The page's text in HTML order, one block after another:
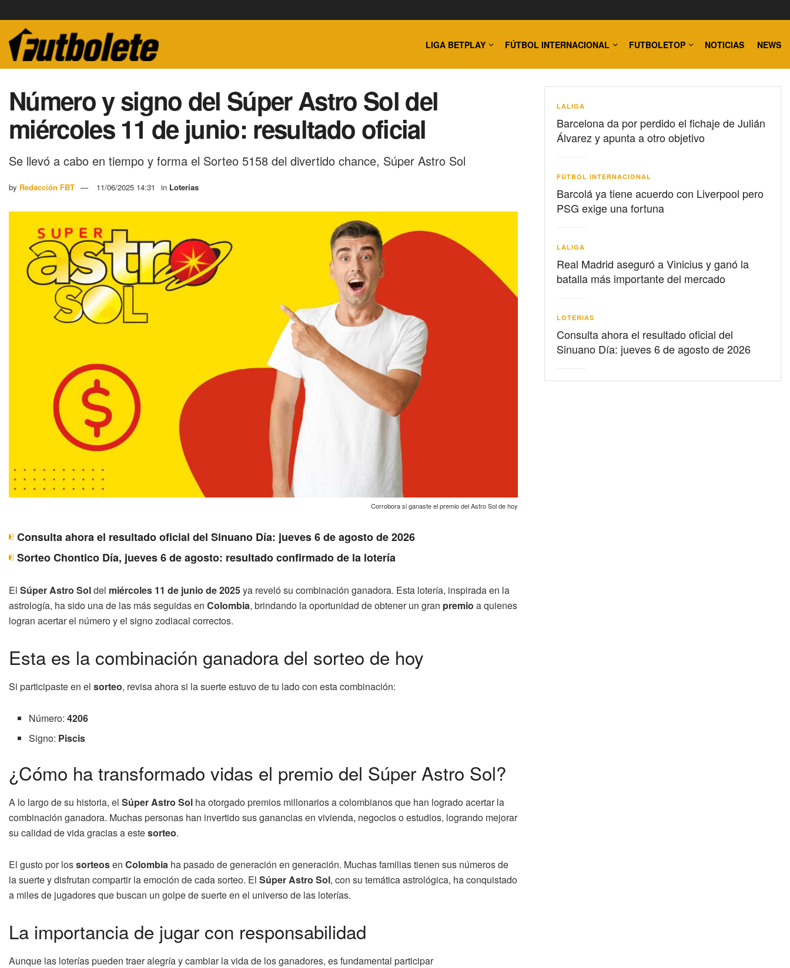
LIGA BETPLAY FÚTBOL INTERNACIONAL FUTBOLETOP NOTICIAS NEWS
Número y signo del Súper Astro Sol del
miércoles 11 de junio: resultado oficial
Se llevó a cabo en tiempo y forma el Sorteo 5158 del divertido chance, Súper Astro Sol
by Redacción FBT 11/06/2025 14:31 in Loterias
Corrobora si ganaste el premio del Astro Sol de hoy
Consulta ahora el resultado oficial del Sinuano Día: jueves 6 de agosto de 2026
Sorteo Chontico Día, jueves 6 de agosto: resultado confirmado de la lotería
El Súper Astro Soldel miércoles 11 de junio de 2025ya reveló su combinación ganadora. Esta lotería, inspirada en la
astrología, ha sido una de las más seguidas en Colombia, brindando la oportunidad de obtener un gran premio a quienes
logran acertar el número y el signo zodiacal correctos.
Esta es la combinación ganadora del sorteo de hoy
Si participaste en el sorteo, revisa ahora si la suerte estuvo de tu lado con esta combinación:
Número:4206
Signo: Piscis
¿Cómo ha transformado vidas el premio del Súper Astro Sol?
A lo largo de su historia, el Súper Astro Sol ha otorgado premios millonarios a colombianos que han logrado acertar la
combinación ganadora. Muchas personas han invertido sus ganancias en vivienda, negocios o estudios, logrando mejorar
su calidad de vida gracias a estesorteo.
El gusto por lossorteosen Colombia ha pasado de generación en generación. Muchas familias tienen sus números de
la suerte y disfrutan compartir la emoción de cada sorteo. El Súper Astro Sol, con su temática astrológica, ha conquistado
a miles de jugadores que buscan un golpe de suerte en el universo de las loterías.
La importancia de jugar con responsabilidad
Aunque las loterías pueden traer alegría y cambiar la vida de los ganadores, es fundamental participar
LALIGA
Barcelona da por perdido el fichaje de Julián
Álvarez y apunta a otro objetivo
FÚTBOL INTERNACIONAL
Barcolá ya tiene acuerdo con Liverpool pero
PSG exige una fortuna
LALIGA
Real Madrid aseguró a Vinicius y ganó la
batalla más importante del mercado
LOTERIAS
Consulta ahora el resultado oficial del
Sinuano Día: jueves 6 de agosto de 2026